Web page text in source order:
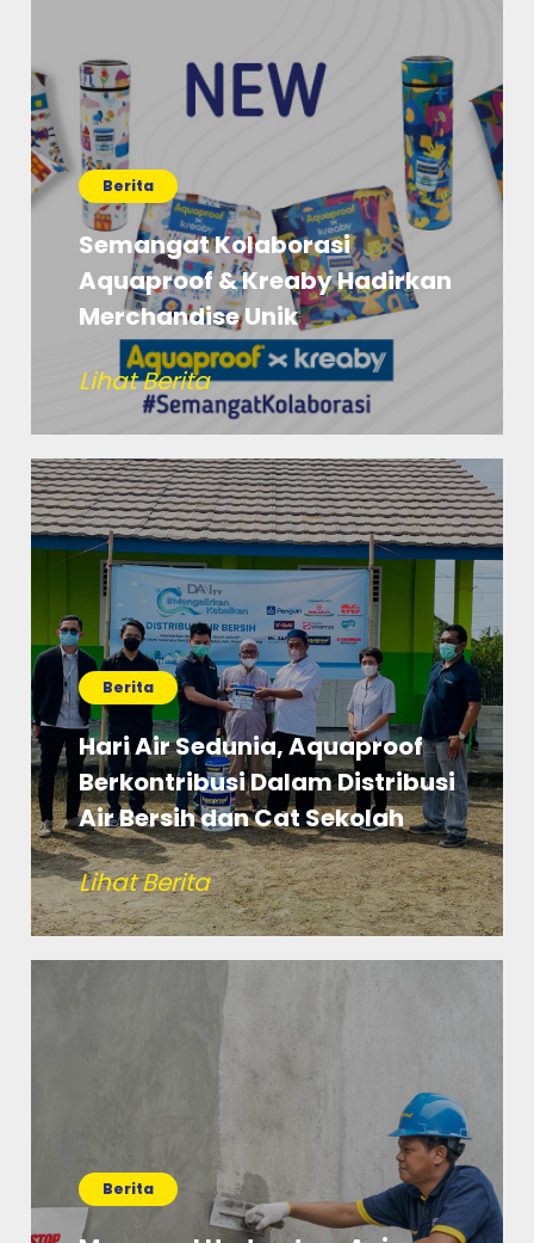
Berita
Semangat Kolaborasi
Aquaproof & Kreaby Hadirkan
Merchandise Unik
Lihat Berita
Berita
Hari Air Sedunia, Aquaproof
Berkontribusi Dalam Distribusi
Air Bersih dan Cat Sekolah
Lihat Berita
Berita